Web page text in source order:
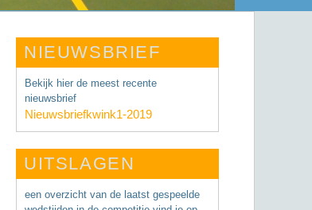
NIEUWSBRIEF
Bekijk hier de meest recente
nieuwsbrief
Nieuwsbriefkwink1-2019
UITSLAGEN
een overzicht van de laatst gespeelde